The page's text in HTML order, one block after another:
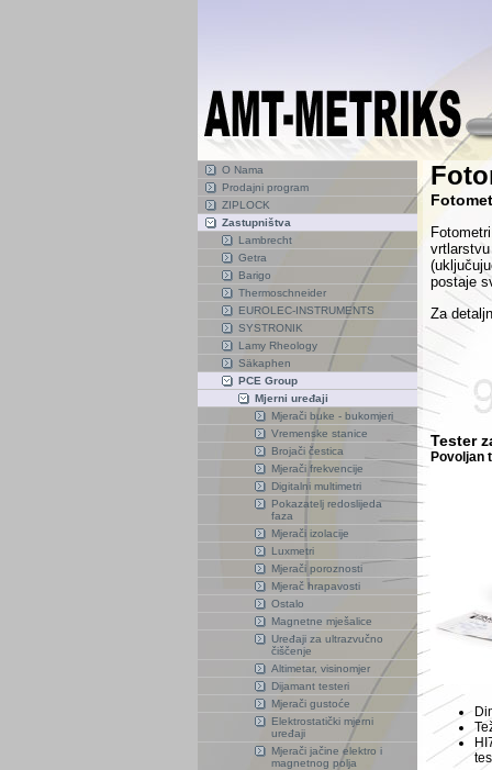
O Nama
Prodajni program
ZIPLOCK
Zastupništva
Lambrecht
Getra
Barigo
Thermoschneider
EUROLEC-INSTRUMENTS
SYSTRONIK
Lamy Rheology
Säkaphen
PCE Group
Mjerni uređaji
Mjerači buke - bukomjeri
Vremenske stanice
Brojači čestica
Mjerači frekvencije
Digitalni multimetri
Pokazatelj redoslijeda
faza
Mjerači izolacije
Luxmetri
Mjerači poroznosti
Mjerač hrapavosti
Ostalo
Magnetne mješalice
Uređaji za ultrazvučno
čiščenje
Altimetar, visinomjer
Dijamant testeri
Mjerači gustoće
Elektrostatički mjerni
uređaji
Mjerači jačine elektro i
magnetnog polja
postaje
Za
Tester
Povoljan